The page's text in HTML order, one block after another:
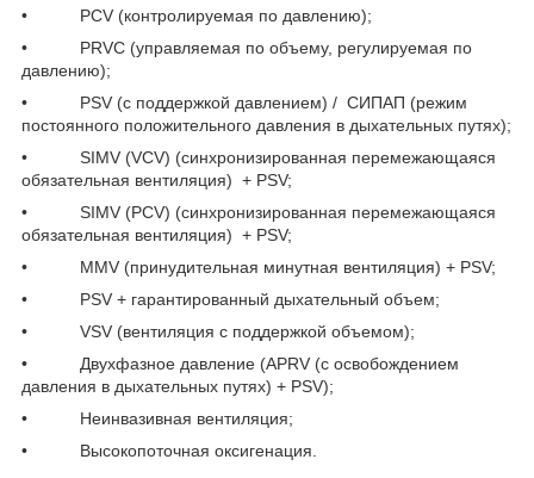
• PCV (контролируемая по давлению);
• PRVC (управляемая по объему, регулируемая по
давлению);
• PSV (с поддержкой давлением) / СИПАП (режим
постоянного положительного давления в дыхательных путях);
• SIMV (VCV) (синхронизированная перемежающаяся
обязательная вентиляция) + PSV;
• SIMV (PCV) (синхронизированная перемежающаяся
обязательная вентиляция) + PSV;
• MMV (принудительная минутная вентиляция) + PSV;
• PSV + гарантированный дыхательный объем;
• VSV (вентиляция с поддержкой объемом);
• Двухфазное давление (APRV (с освобождением
давления в дыхательных путях) + PSV);
• Неинвазивная вентиляция;
• Высокопоточная оксигенация.